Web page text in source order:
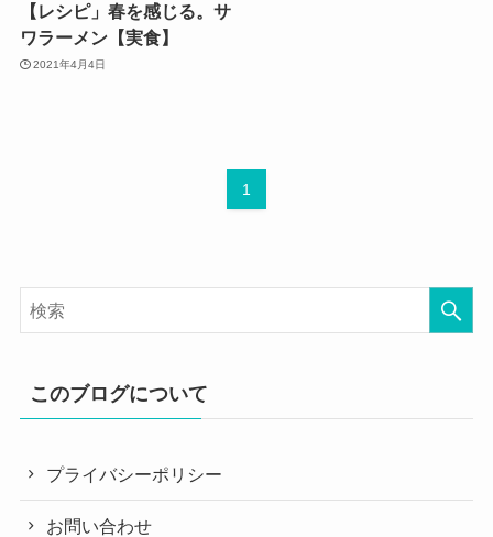
【レシピ」春を感じる。サ
ワラーメン【実食】
2021年4月4日
1
このブログについて
プライバシーポリシー
お問い合わせ